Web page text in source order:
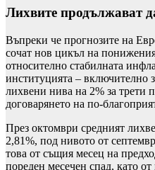
Лихвите продължават
Въпреки че прогнозите на
сочат нов цикъл на
относително стабилната
институцията – включително
лихвени нива на 2% за трети
договарянето на по-
През октомври средният
2,81%, под нивото от
това от същия месец на
пореден месечен спад, като